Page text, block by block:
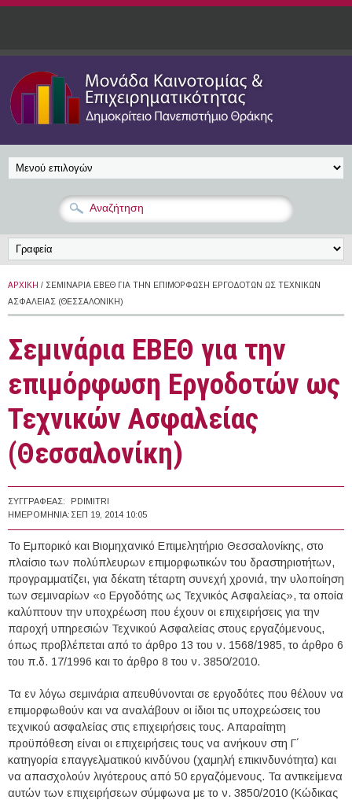
Παράκαμψη προς το κυρίως περιεχόμενο
ΑΡΧΙΚΉ / ΣΕΜΙΝΆΡΙΑ ΕΒΕΘ ΓΙΑ ΤΗΝ ΕΠΙΜΌΡΦΩΣΗ ΕΡΓΟΔΟΤΏΝ ΩΣ ΤΕΧΝΙΚΏΝ
ΑΣΦΑΛΕΊΑΣ (ΘΕΣΣΑΛΟΝΊΚΗ)
Σεμινάρια ΕΒΕΘ για την
επιμόρφωση Εργοδοτών ως
Τεχνικών Ασφαλείας
(Θεσσαλονίκη)
ΣΥΓΓΡΑΦΈΑΣ:
PDIMITRI
ΗΜΕΡΟΜΗΝΊΑ: ΣΕΠ 19, 2014 10:05
Το Εμπορικό και Βιομηχανικό Επιμελητήριο Θεσσαλονίκης, στο
πλαίσιο των πολύπλευρων επιμορφωτικών του δραστηριοτήτων,
προγραμματίζει, για δέκατη τέταρτη συνεχή χρονιά, την υλοποίηση
των σεμιναρίων «ο Εργοδότης ως Τεχνικός Ασφαλείας», τα οποία
καλύπτουν την υποχρέωση που έχουν οι επιχειρήσεις για την
παροχή υπηρεσιών Τεχνικού Ασφαλείας στους εργαζόμενους,
όπως προβλέπεται από το άρθρο 13 του ν. 1568/1985, το άρθρο 6
του π.δ. 17/1996 και το άρθρο 8 του ν. 3850/2010.
Τα εν λόγω σεμινάρια απευθύνονται σε εργοδότες που θέλουν να
επιμορφωθούν και να αναλάβουν οι ίδιοι τις υποχρεώσεις του
τεχνικού ασφαλείας στις επιχειρήσεις τους. Απαραίτητη
προϋπόθεση είναι οι επιχειρήσεις τους να ανήκουν στη Γ΄
κατηγορία επαγγελματικού κινδύνου (χαμηλή επικινδυνότητα) και
να απασχολούν λιγότερους από 50 εργαζόμενους. Τα αντικείμενα
αυτών των επιχειρήσεων σύμφωνα με το ν. 3850/2010 (Κώδικας